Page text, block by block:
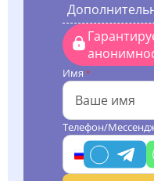
Имя *
Телефон/